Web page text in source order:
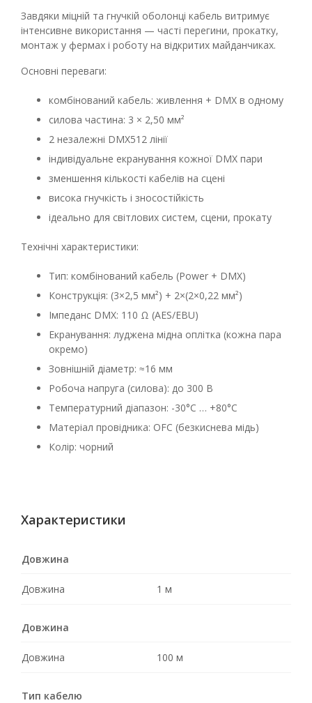
Завдяки міцній та гнучкій оболонці кабель витримує
інтенсивне використання — часті перегини, прокатку,
монтаж у фермах і роботу на відкритих майданчиках.
Основні переваги:
комбінований кабель: живлення + DMX в одному
силова частина: 3 × 2,50 мм²
2 незалежні DMX512 лінії
індивідуальне екранування кожної DMX пари
зменшення кількості кабелів на сцені
висока гнучкість і зносостійкість
ідеально для світлових систем, сцени, прокату
Технічні характеристики:
Тип: комбінований кабель (Power + DMX)
Конструкція: (3×2,5 мм²) + 2×(2×0,22 мм²)
Імпеданс DMX: 110 Ω (AES/EBU)
Екранування: луджена мідна оплітка (кожна пара
окремо)
Зовнішній діаметр: ≈16 мм
Робоча напруга (силова): до 300 В
Температурний діапазон: -30°C … +80°C
Матеріал провідника: OFC (безкиснева мідь)
Колір: чорний
Характеристики
Довжина
Довжина 1 м
Довжина
Довжина 100 м
Тип кабелю